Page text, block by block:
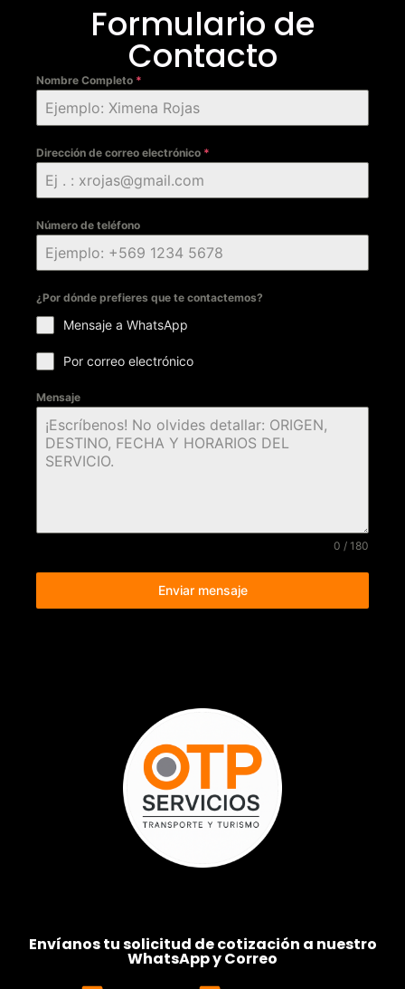
Formulario de
Contacto
Nombre Completo *
Dirección de correo electrónico *
Número de teléfono
¿Por dónde prefieres que te contactemos?
Mensaje a WhatsApp
Por correo electrónico
Mensaje
0 / 180
Enviar mensaje
Envíanos tu solicitud de cotización a nuestro
WhatsApp y Correo